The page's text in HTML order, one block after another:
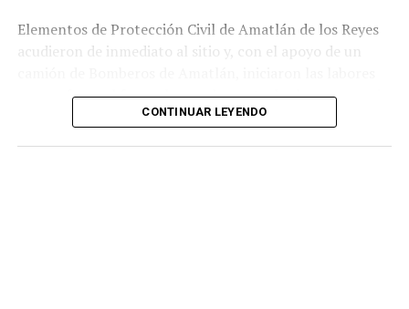
Elementos de Protección Civil de Amatlán de los Reyes
acudieron de inmediato al sitio y, con el apoyo de un
para sofocar el fuego, logrando controlar la emergencia
tras varios minutos de trabajo.
CONTINUAR LEYENDO